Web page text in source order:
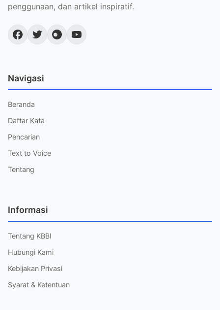
penggunaan, dan artikel inspiratif.
Navigasi
Beranda
Daftar Kata
Pencarian
Text to Voice
Tentang
Informasi
Tentang KBBI
Hubungi Kami
Kebijakan Privasi
Syarat & Ketentuan